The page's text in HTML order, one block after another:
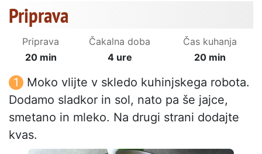
Priprava
Priprava
20 min
Čakalna doba
4 ure
Čas kuhanja
20 min
Moko vlijte v skledo kuhinjskega robota.
Dodamo sladkor in sol, nato pa še jajce,
smetano in mleko. Na drugi strani dodajte
kvas.